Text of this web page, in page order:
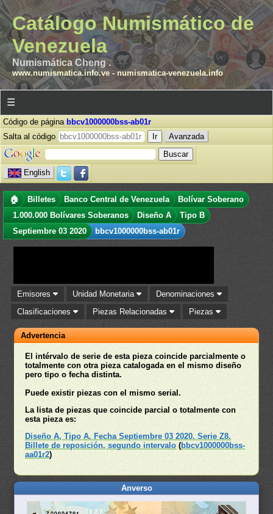
Catálogo Numismático de
Venezuela
Numismática Cheng .
www.numismatica.info.ve- numismatica-venezuela.info
☰
Código de página bbcv1000000bss-ab01r
Salta al código
Avanzada
English
🏠 Billetes Banco Central de Venezuela
Bolívar Soberano
1.000.000 Bolívares Soberanos
Diseño A
Tipo B
Septiembre 03 2020
bbcv1000000bss-ab01r
Emisores Unidad Monetaria
Denominaciones
Clasificaciones
Piezas Relacionadas Piezas
Advertencia
El intérvalo de serie de esta pieza coincide parcialmente o
totalmente con otra pieza catalogada en el mismo diseño
pero tipo o fecha distinta.
Puede existir piezas con el mismo serial.
La lista de piezas que coincide parcial o totalmente con
esta pieza es:
Diseño A, Tipo A. Fecha Septiembre 03 2020. Serie Z8.
Billete de reposición, segundo intervalo (bbcv1000000bss-
aa01r2)
Anverso